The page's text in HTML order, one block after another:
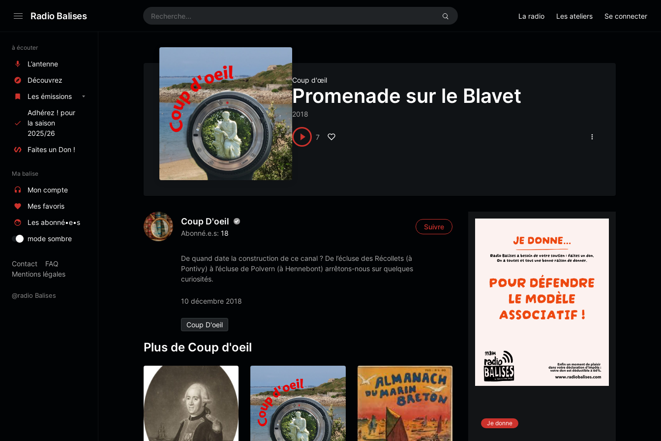
Radio Balises La radio Les ateliers Se connecter
à écouter
L’antenne
Découvrez
Les émissions
Adhérez ! pour
la saison
2025/26
Faites un Don !
Ma balise
Mon compte
Mes favoris
Les abonné•e•s
mode sombre
Contact
FAQ
Mentions légales
@radio Balises
Coup d'œil
Promenade sur le Blavet
2018
7
Coup D'oeil
Abonné.e.s: 18
Suivre
De quand date la construction de ce canal ? De l’écluse des Récollets (à
Pontivy) à l’écluse de Polvern (à Hennebont) arrêtons-nous sur quelques
curiosités.
10 décembre 2018
Coup D'oeil
Plus de Coup d'oeil
Je donne